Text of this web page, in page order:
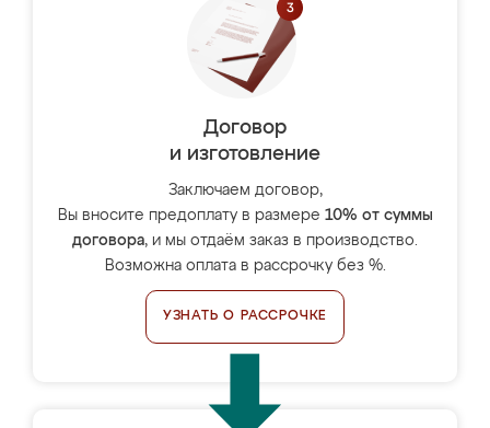
Договор
и изготовление
Заключаем договор,
Вы вносите предоплату в размере 10% от суммы
договора, и мы отдаём заказ в производство.
Возможна оплата в рассрочку без %.
УЗНАТЬ О РАССРОЧКЕ